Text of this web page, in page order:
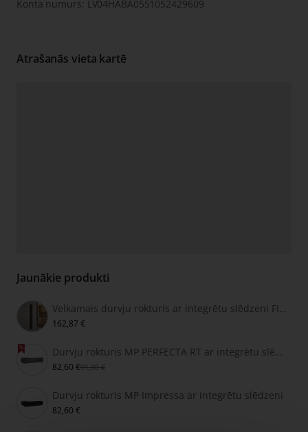
Konta numurs: LV04HABA0551052429609
Atrašanās vieta kartē
Jaunākie produkti
Velkamais durvju rokturis ar integrētu slēdzeni FIMET SECRET
162,87 €
Durvju rokturis MP PERFECTA RT ar integrētu slēdzeni
82,60 €91,80 €
Durvju rokturis MP Impressa ar integrētu slēdzeni
82,60 €